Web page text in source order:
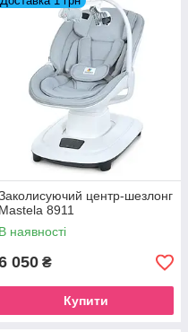
центр-шезлонг
Mastela 8911
В наявності
050 ₴
Купити